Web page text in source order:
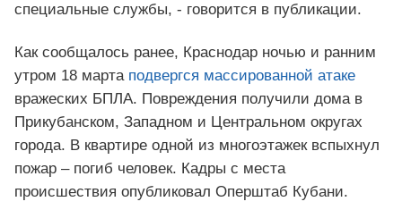
специальные службы, - говорится в публикации.
Как сообщалось ранее, Краснодар ночью и ранним
утром 18 марта подвергся массированной атаке
вражеских БПЛА. Повреждения получили дома в
Прикубанском, Западном и Центральном округах
города. В квартире одной из многоэтажек вспыхнул
пожар – погиб человек. Кадры с места
происшествия опубликовал Оперштаб Кубани.